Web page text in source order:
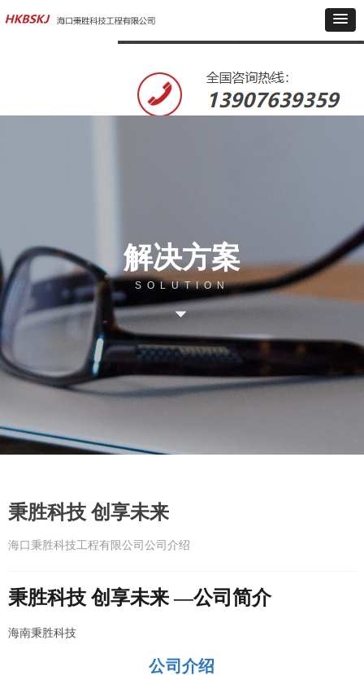
秉胜科技 创享未来
秉胜科技 创享未来 —公司简介
海南秉胜科技
公司介绍
SOLUTION
뀓
解决方案
海口秉胜科技工程有限公司公司介绍